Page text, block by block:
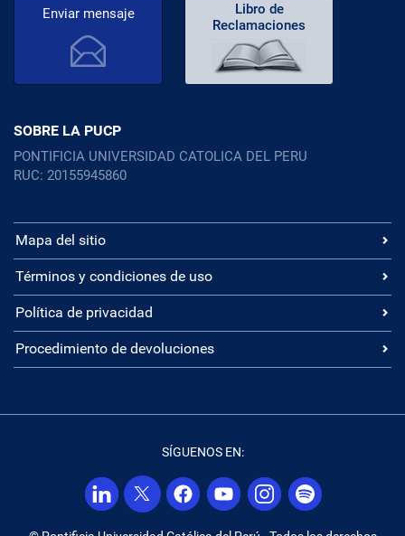
Enviar mensaje
Libro de
Reclamaciones
SOBRE LA PUCP
PONTIFICIA UNIVERSIDAD CATOLICA DEL PERU
RUC: 20155945860
Mapa del sitio
Términos y condiciones de uso
Política de privacidad
Procedimiento de devoluciones
SÍGUENOS EN: